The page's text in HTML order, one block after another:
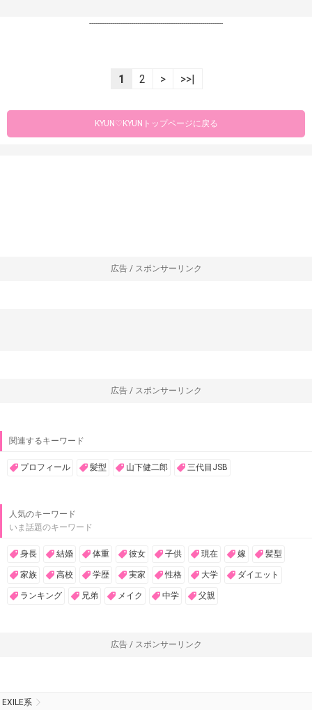
----------------------------------------------------------------
1 2 > >>|
KYUN♡KYUNトップページに戻る
広告 / スポンサーリンク
広告 / スポンサーリンク
関連するキーワード
プロフィール 髪型 山下健二郎 三代目JSB
人気のキーワード
いま話題のキーワード
身長 結婚 体重 彼女 子供 現在 嫁 髪型
家族 高校 学歴 実家 性格 大学 ダイエット
ランキング 兄弟 メイク 中学 父親
広告 / スポンサーリンク
EXILE系